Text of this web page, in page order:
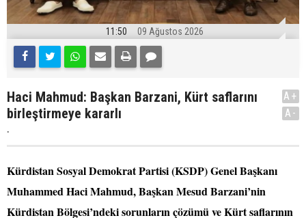
11:50 09 Ağustos 2026
Haci Mahmud: Başkan Barzani, Kürt saflarını
birleştirmeye kararlı
.
A+
A-
Kürdistan Sosyal Demokrat Partisi (KSDP) Genel Başkanı
Muhammed Haci Mahmud, Başkan Mesud Barzani’nin
Kürdistan Bölgesi’ndeki sorunların çözümü ve Kürt saflarının